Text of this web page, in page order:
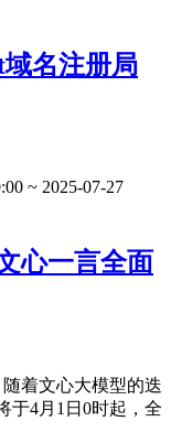
域名注册局
~ 2025-07-27
心一言全面
着文心大模型的迭
于4月1日0时起，全